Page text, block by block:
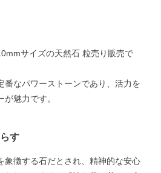
サイズの天然石 粒売り販売で
番なパワーストーンであり、活力を
魅力です。
す
象徴する石だとされ、精神的な安心